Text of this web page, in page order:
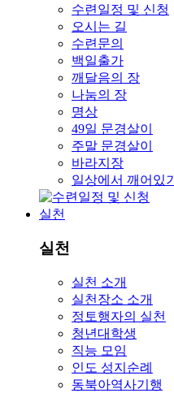
수련일정 및 신청
오시는 길
수련문의
백일출가
깨달음의 장
나눔의 장
명상
49일 문경살이
주말 문경살이
바라지장
일상에서 깨어있기
실천
실천
실천 소개
실천장소 소개
정토행자의 실천
청년대학생
직능 모임
인도 성지순례
동북아역사기행